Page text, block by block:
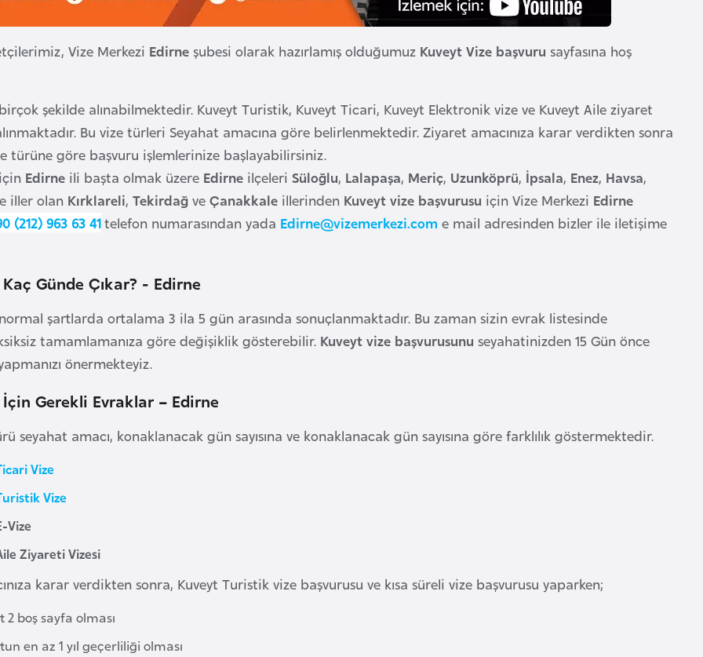
Vize Merkezi Edirne şubesi olarak hazırlamış olduğumuz Kuveyt Vize başvuru sayfasına hoş
birçok şekilde alınabilmektedir. Kuveyt Turistik, Kuveyt Ticari, Kuveyt Elektronik vize ve Kuveyt Aile ziyaret
Bu vize türleri Seyahat amacına göre belirlenmektedir. Ziyaret amacınıza karar verdikten sonra
türüne göre başvuru işlemlerinize başlayabilirsiniz.
için Edirne ili başta olmak üzere Edirne ilçeleri Süloğlu, Lalapaşa, Meriç, Uzunköprü, İpsala, Enez, Havsa,
iller olan Kırklareli, Tekirdağ ve Çanakkale illerinden Kuveyt vize başvurusu için Vize Merkezi Edirne
(212) 963 63 41telefon numarasından yada Edirne@vizemerkezi.com e mail adresinden bizler ile iletişime
Günde Çıkar? - Edirne
normal şartlarda ortalama 3 ila 5 gün arasında sonuçlanmaktadır. Bu zaman sizin evrak listesinde
tamamlamanıza göre değişiklik gösterebilir. Kuveyt vize başvurusunu seyahatinizden 15 Gün önce
önermekteyiz.
İçin Gerekli Evraklar – Edirne
seyahat amacı, konaklanacak gün sayısına ve konaklanacak gün sayısına göre farklılık göstermektedir.
Vize
Vize
Vize
Ziyareti Vizesi
karar verdikten sonra, Kuveyt Turistik vize başvurusu ve kısa süreli vize başvurusu yaparken;
2 boş sayfa olması
en az 1 yıl geçerliliği olması